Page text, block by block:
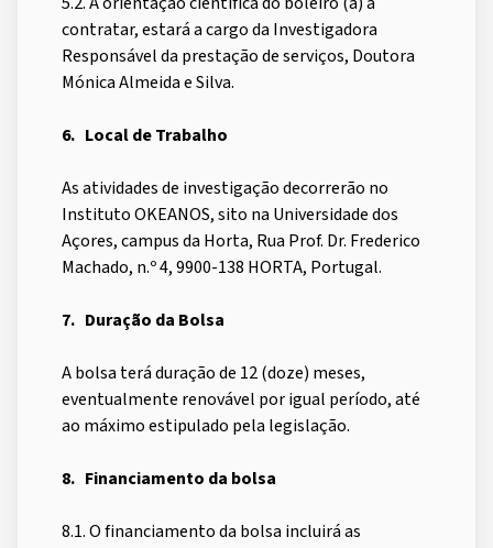
contratar, estará a cargo da Investigadora
Responsável da prestação de serviços, Doutora
Mónica Almeida e Silva.
6. Local de Trabalho
As atividades de investigação decorrerão no
Instituto OKEANOS, sito na Universidade dos
Açores, campus da Horta, Rua Prof. Dr. Frederico
Machado, n.º 4, 9900-138 HORTA, Portugal.
7. Duração da Bolsa
A bolsa terá duração de 12 (doze) meses,
eventualmente renovável por igual período, até
ao máximo estipulado pela legislação.
8. Financiamento da bolsa
8.1. O financiamento da bolsa incluirá as